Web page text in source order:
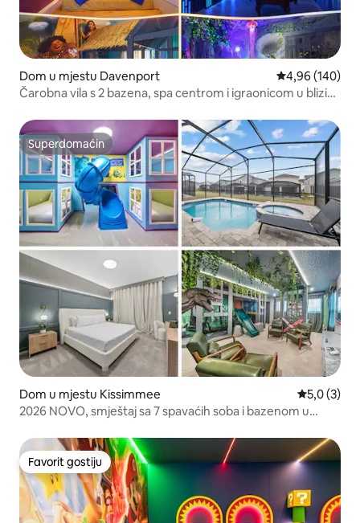
Dom u mjestu Davenport Prosječna
4,96 (140)
Čarobna vila s 2 bazena, spa centrom i igraonicom u blizini
Superdomaćin
Superdomaćin
Dom u mjestu Kissimmee Prosječna
5,0 (3)
2026 NOVO, smještaj sa 7 spavaćih soba i bazenom u
Favorit gostiju
Favorit gostiju